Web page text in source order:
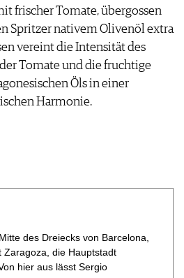
frischer Tomate, übergossen
Spritzer nativem Olivenöl extra
vereint die Intensität des
Tomate und die fruchtige
Öls in einer
Harmonie.
des Dreiecks von Barcelona,
Zaragoza, die Hauptstadt
hier aus lässt Sergio